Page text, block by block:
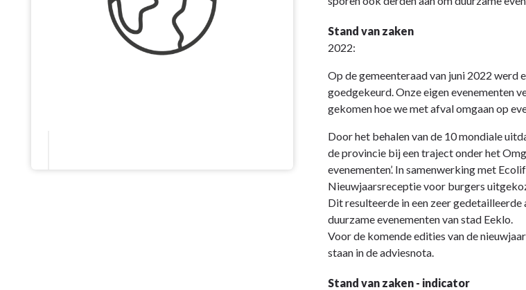
Stand van zaken
2022:
Op de gemeenteraad van juni 2022
goedgekeurd. Onze eigen evenementen
gekomen hoe we met afval omgaan op
Door het behalen van de 10 mondiale
de provincie bij een traject onder het
evenementen’. In samenwerking met
Nieuwjaarsreceptie voor burgers
Dit resulteerde in een zeer
duurzame evenementen van stad Eeklo.
Voor de komende edities van de
staan in de adviesnota.
Stand van zaken - indicator